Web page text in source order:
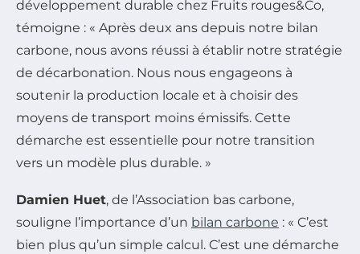
développement durable chez Fruits rouges&Co,
témoigne : « Après deux ans depuis notre bilan
carbone, nous avons réussi à établir notre stratégie
de décarbonation. Nous nous engageons à
soutenir la production locale et à choisir des
moyens de transport moins émissifs. Cette
démarche est essentielle pour notre transition
vers un modèle plus durable. »
Damien Huet, de l’Association bas carbone,
souligne l’importance d’un bilan carbone : « C’est
bien plus qu’un simple calcul. C’est une démarche